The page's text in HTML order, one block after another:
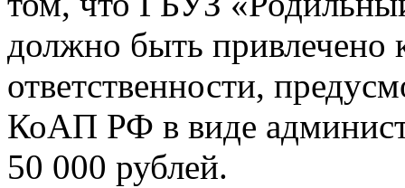
должно быть привлечено
ответственности,
КоАП РФ в виде
50 000 рублей.